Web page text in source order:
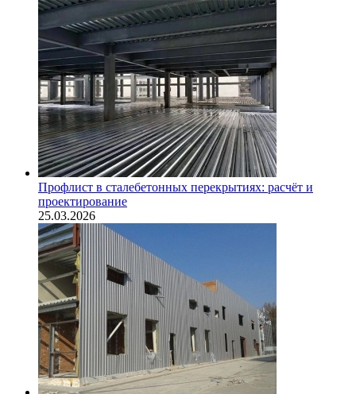
Профлист в сталебетонных перекрытиях: расчёт и
проектирование
25.03.2026